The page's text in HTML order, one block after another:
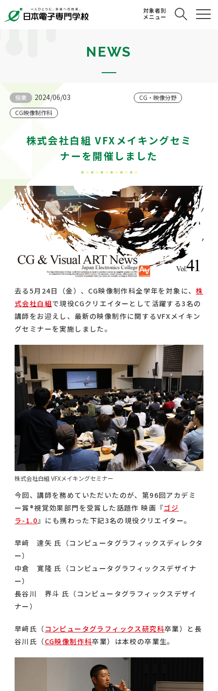
対象者別
メニュー
NEWS
授業 2024/06/03
CG・映像分野
CG映像制作科
株式会社白組 VFXメイキングセミ
ナーを開催しました
去る5月24日（金）、CG映像制作科全学年を対象に、株
式会社白組で現役CGクリエイターとして活躍する3名の
講師をお迎えし、最新の映像制作に関するVFXメイキン
グセミナーを実施しました。
株式会社白組 VFXメイキングセミナー
今回、講師を務めていただいたのが、第96回アカデミ
ー賞®︎視覚効果部門を受賞した話題作 映画『ゴジ
ラ-1.0 』にも携わった下記3名の現役クリエイター。
早﨑 達矢 氏（コンピュータグラフィックスディレクタ
ー）
中倉 寛隆 氏（コンピュータグラフィックスデザイナ
ー）
長谷川 界斗 氏（コンピュータグラフィックスデザイ
ナー）
早﨑氏（コンピュータグラフィックス研究科卒業）と長
谷川氏（CG映像制作科卒業）は本校の卒業生。